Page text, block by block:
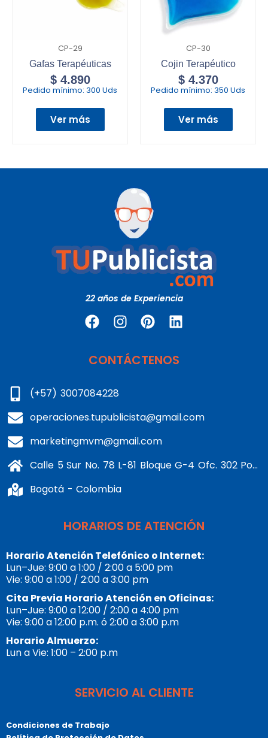
CP-29
Gafas Terapéuticas
$4.890
Pedido mínimo: 300 Uds
Ver más
CP-30
Cojin Terapéutico
$4.370
Pedido mínimo: 350 Uds
Ver más
22 años de Experiencia
CONTÁCTENOS
(+57) 3007084228
operaciones.tupublicista@gmail.com
marketingmvm@gmail.com
Calle 5 Sur No. 78 L-81 Bloque G-4 Ofc. 302 Portería 1 Banderas - Kennedy
Bogotá - Colombia
HORARIOS DE ATENCIÓN
Horario Atención Telefónico o Internet:
Lun–Jue: 9:00 a 1:00 / 2:00 a 5:00 pm
Vie: 9:00 a 1:00 / 2:00 a 3:00 pm
Cita Previa Horario Atención en Oficinas:
Lun–Jue: 9:00 a 12:00 / 2:00 a 4:00 pm
Vie: 9:00 a 12:00 p.m. ó 2:00 a 3:00 p.m
Horario Almuerzo:
Lun a Vie: 1:00 – 2:00 p.m
SERVICIO AL CLIENTE
Condiciones de Trabajo